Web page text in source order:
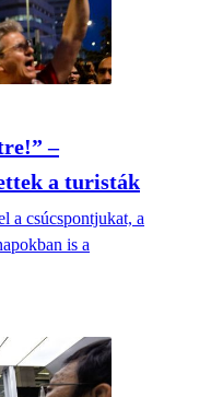
–
a turisták
a csúcspontjukat, a
is a